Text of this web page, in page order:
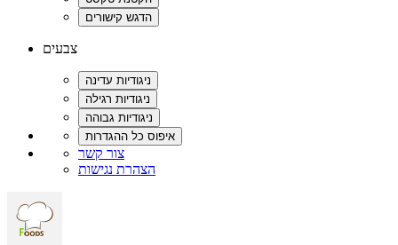
צבעים
צור קשר
הצהרת נגישות